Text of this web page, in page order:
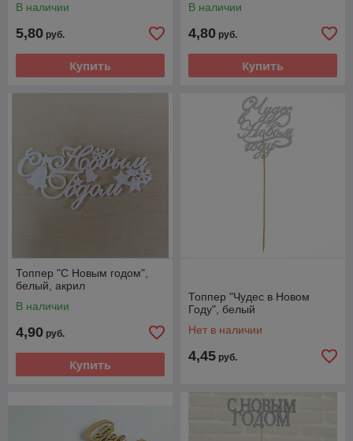
В наличии
5,80 руб.
Купить
В наличии
4,80 руб.
Купить
Топпер "С Новым годом",
белый, акрил
В наличии
4,90 руб.
Купить
Топпер "Чудес в Новом
Году", белый
Нет в наличии
4,45 руб.